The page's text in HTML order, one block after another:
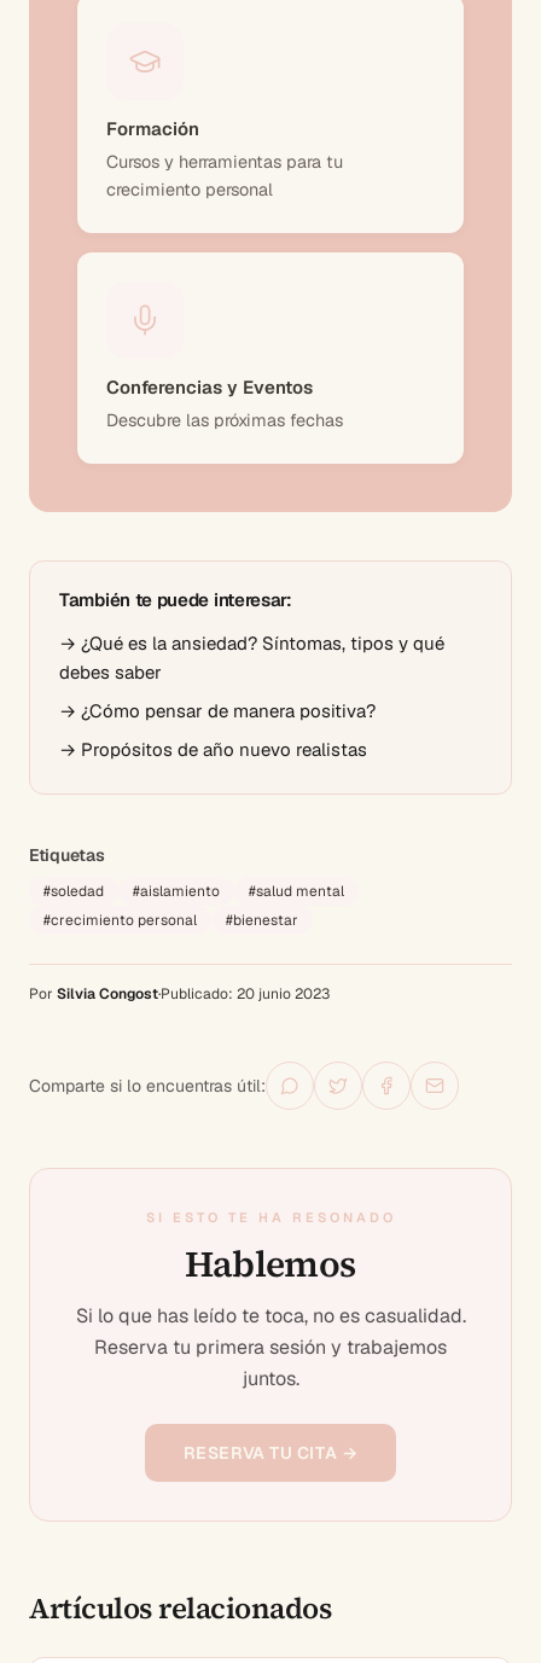
Formación
Cursos y herramientas para tu
crecimiento personal
Conferencias y Eventos
Descubre las próximas fechas
También te puede interesar:
→ ¿Qué es la ansiedad? Síntomas, tipos y qué
debes saber
→ ¿Cómo pensar de manera positiva?
→ Propósitos de año nuevo realistas
Etiquetas
#soledad #aislamiento #salud mental
#crecimiento personal #bienestar
Por Silvia Congost·Publicado: 20 junio 2023
Comparte si lo encuentras útil:
SI ESTO TE HA RESONADO
Hablemos
Si lo que has leído te toca, no es casualidad.
Reserva tu primera sesión y trabajemos
juntos.
RESERVA TU CITA →
Artículos relacionados